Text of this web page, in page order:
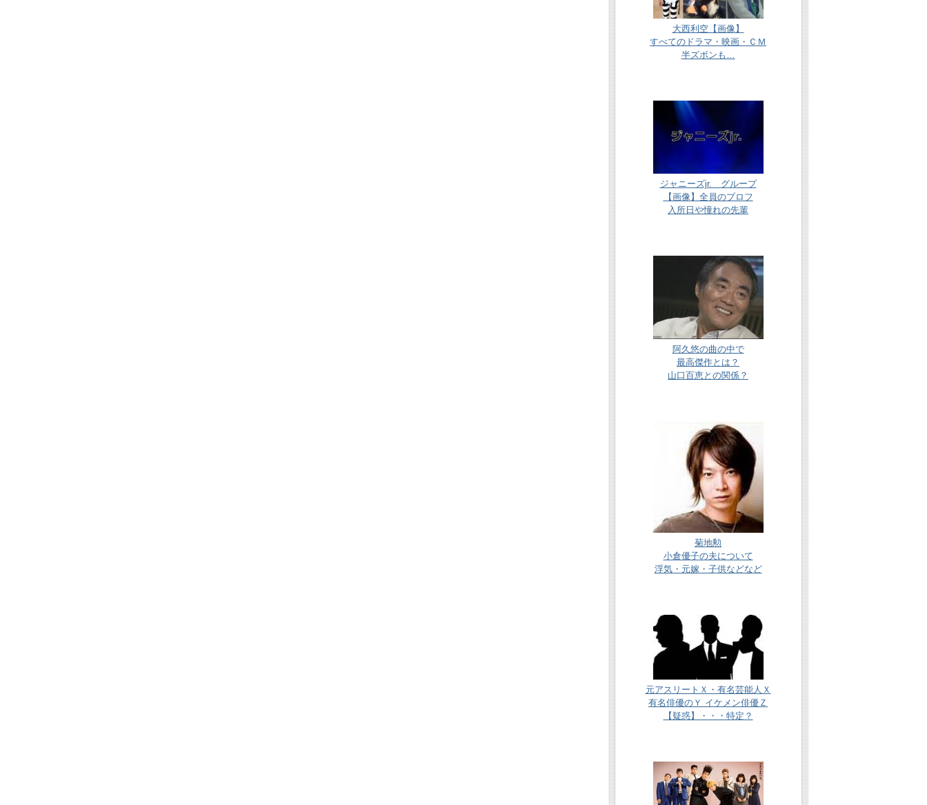
大西利空【画像】
すべてのドラマ・映画・ＣＭ
半ズボンも…
ジャニーズjr. グループ
【画像】全員のプロフ
入所日や憧れの先輩
阿久悠の曲の中で
最高傑作とは？
山口百恵との関係？
菊地勲
小倉優子の夫について
浮気・元嫁・子供などなど
元アスリートＸ・有名芸能人Ｘ
有名俳優のＹ イケメン俳優Ｚ
【疑惑】・・・特定？